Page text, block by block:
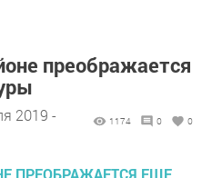
преображается
2019 -
1174 0 0